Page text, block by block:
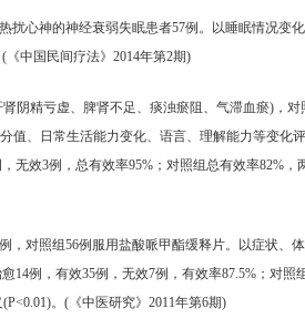
心神的神经衰弱失眠患者57例。以睡眠情况变
中国民间疗法》2014年第2期)
精亏虚、脾肾不足、痰浊瘀阻、气滞血瘀)，对
值、日常生活能力变化、语言、理解能力等变化
无效3例，总有效率95%；对照组总有效率82%，
对照组56例服用盐酸哌甲酯缓释片。以症状、体
14例，有效35例，无效7例，有效率87.5%；对照
。(《中医研究》2011年第6期)